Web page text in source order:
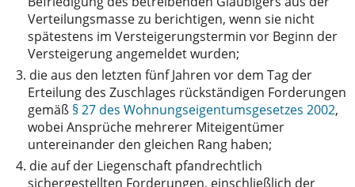
Verteilungsmasse zu berichtigen, wenn sie nicht
spätestens im Versteigerungstermin vor Beginn der
Versteigerung angemeldet wurden;
3. die aus den letzten fünf Jahren vor dem Tag der
Erteilung des Zuschlages rückständigen Forderungen
gemäß § 27 des Wohnungseigentumsgesetzes 2002,
wobei Ansprüche mehrerer Miteigentümer
untereinander den gleichen Rang haben;
4. die auf der Liegenschaft pfandrechtlich
sichergestellten Forderungen, einschließlich der